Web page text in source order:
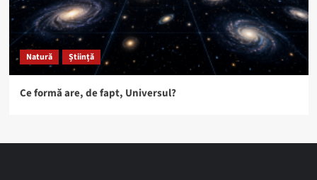
Natură Știință
Ce formă are, de fapt, Universul?